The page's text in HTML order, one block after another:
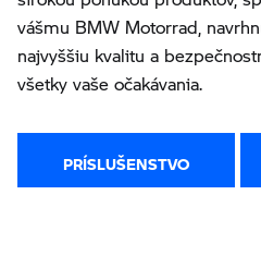
vášmu BMW Motorrad,
najvyššiu kvalitu a
všetky vaše očakávania.
PRÍSLUŠENSTVO